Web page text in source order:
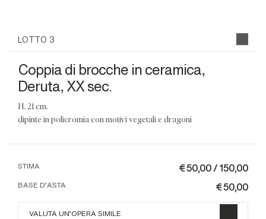
LOTTO 3
Coppia di brocche in ceramica,
Deruta, XX sec.
h. 21 cm.
dipinte in policromia con motivi vegetali e dragoni
€ 50,00 / 150,00
STIMA
€ 50,00
BASE D'ASTA
VALUTA UN'OPERA SIMILE